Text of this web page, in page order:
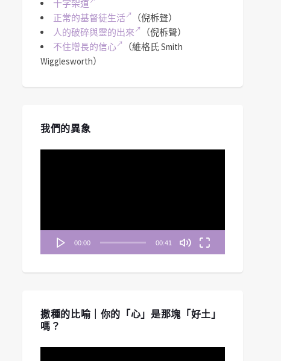
十字架道
正常的基督徒生活
（倪柝聲）
人的破碎與靈的出來
（倪柝聲）
不住增長的信心
（維格氏 Smith
Wigglesworth）
我們的異象
00:00 00:41
撒種的比喻｜你的「心」是那塊「好土」
嗎？